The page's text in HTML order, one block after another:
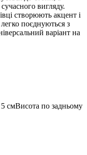
вигляду.
створюють акцент і
поєднуються з
варіант на
смВисота по задньому